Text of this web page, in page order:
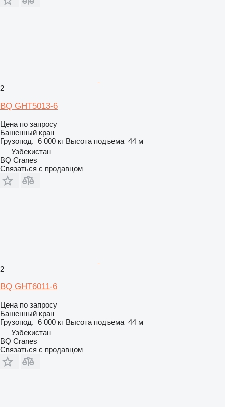
2
BQ GHT5013-6
Цена по запросу
Башенный кран
Грузопод. 6 000 кг Высота подъема 44 м
Узбекистан
BQ Cranes
Связаться с продавцом
2
BQ GHT6011-6
Цена по запросу
Башенный кран
Грузопод. 6 000 кг Высота подъема 44 м
Узбекистан
BQ Cranes
Связаться с продавцом